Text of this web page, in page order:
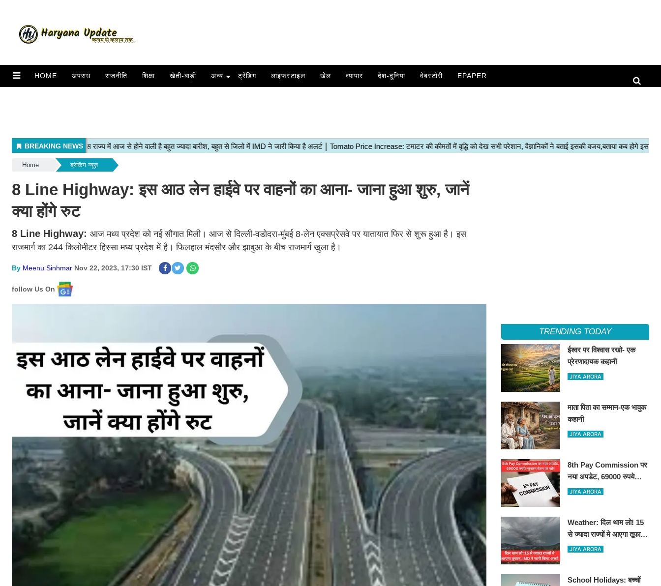
HOME अपराध राजनीति शिक्षा खेती-बाड़ी अन्य ट्रेंडिंग लाइफस्टाइल खेल व्यापार देश-दुनिया वेबस्टोरी EPAPER
Home ब्रेकिंग न्यूज़
8 Line Highway: इस आठ लेन हाईवे पर वाहनों का आना- जाना हुआ शुरु, जानें
क्या होंगे रुट
8 Line Highway: आज मध्य प्रदेश को नई सौगात मिली। आज से दिल्ली-वडोदरा-मुंबई 8-लेन एक्सप्रेसवे पर यातायात फिर से शुरू हुआ है। इस
राजमार्ग का 244 किलोमीटर हिस्सा मध्य प्रदेश में है। फिलहाल मंदसौर और झाबुआ के बीच राजमार्ग खुला है।
By Meenu Sinhmar Nov 22, 2023, 17:30 IST
follow Us On
TRENDING TODAY
ईश्वर पर विश्वास रखो- एक
प्रेरणादायक कहानी
JIYA ARORA
माता पिता का सम्मान-एक भावुक
कहानी
JIYA ARORA
8th Pay Commission पर
नया अपडेट, 69000 रुपये
न्यूनतम वेतन पर ज़ोर
JIYA ARORA
Weather: दिल थाम लो! 15
से ज्यादा राज्यों मे आएगा तूफान,
IMD ने जारी किया अलर्ट
JIYA ARORA
School Holidays: बच्चों